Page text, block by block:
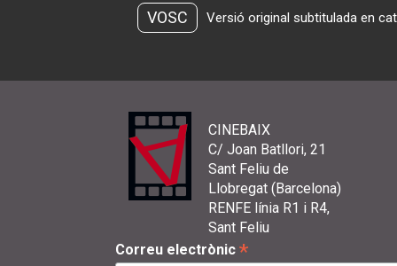
VOSC Versió original subtitulada en
CINEBAIX
C/ Joan Batllori, 21
Sant Feliu de
Llobregat (Barcelona)
RENFE línia R1 i R4,
Sant Feliu
Correu electrònic *